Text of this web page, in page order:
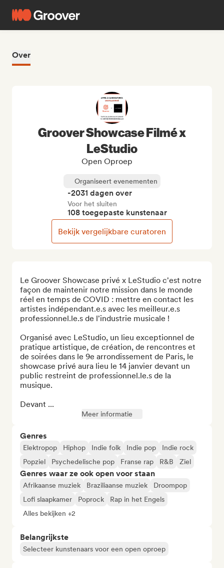
Over
Le Groover Showcase privé x LeStudio c'est notre
façon de maintenir notre mission dans le monde
réel en temps de COVID : mettre en contact les
artistes indépendant.e.s avec les meilleur.e.s
professionnel.le.s de l'industrie musicale !
Organisé avec LeStudio, un lieu exceptionnel de
pratique artistique, de création, de rencontres et
de soirées dans le 9e arrondissement de Paris, le
showcase privé aura lieu le 14 janvier devant un
public restreint de professionnel.le.s de la
musique.
Devant ...
Meer informatie
Genres
Elektropop Hiphop Indie folk Indie pop
Indie rock
Popziel
Psychedelische pop Franse rap R&B Ziel
Genres waar ze ook open voor staan
Afrikaanse muziek Braziliaanse muziek
Droompop
Lofi slaapkamer
Poprock
Rap in het Engels
Alles bekijken +2
Belangrijkste
Selecteer kunstenaars voor een open oproep
Groover Showcase Filmé x
LeStudio
Open Oproep
Organiseert evenementen
-2031 dagen over
Voor het sluiten
108 toegepaste kunstenaar
Bekijk vergelijkbare curatoren